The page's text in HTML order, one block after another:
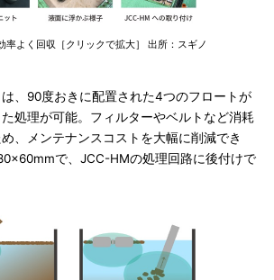
率よく回収［クリックで拡大］ 出所：スギノ
、90度おきに配置された4つのフロートが
処理が可能。フィルターやベルトなど消耗
、メンテナンスコストを大幅に削減でき
で、JCC-HMの処理回路に後付けで